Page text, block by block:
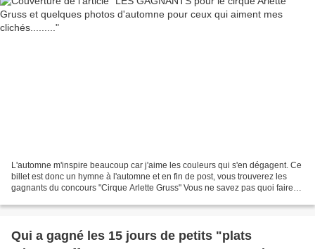
L'automne m'inspire beaucoup car j'aime les couleurs qui s'en dégagent. Ce
billet est donc un hymne à l'automne et en fin de post, vous trouverez les
gagnants du concours "Cirque Arlette Gruss" Vous ne savez pas quoi faire
Qui a gagné les 15 jours de petits "plats